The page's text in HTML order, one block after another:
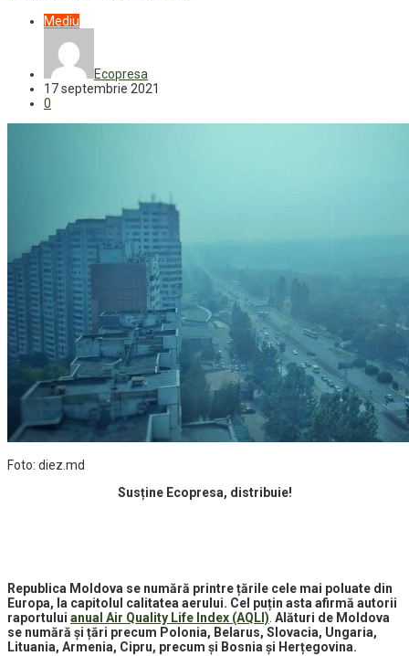
Mediu
Ecopresa
17 septembrie 2021
0
Foto: diez.md
Susține Ecopresa, distribuie!
Republica Moldova se numără printre țările cele mai poluate din
Europa, la capitolul calitatea aerului. Cel puțin asta afirmă autorii
raportului anual Air Quality Life Index (AQLI) Alături de Moldova
se numără și țări precum Polonia, Belarus, Slovacia, Ungaria,
Lituania, Armenia, Cipru, precum și Bosnia și Herțegovina.